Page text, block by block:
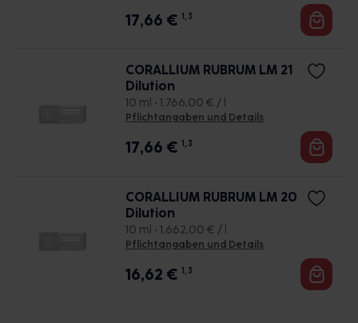
17,66 € 1, 3
CORALLIUM RUBRUM LM 21
Dilution
10 ml • 1.766,00 € / l
Pflichtangaben und Details
17,66 € 1, 3
CORALLIUM RUBRUM LM 20
Dilution
10 ml • 1.662,00 € / l
Pflichtangaben und Details
16,62 € 1, 3